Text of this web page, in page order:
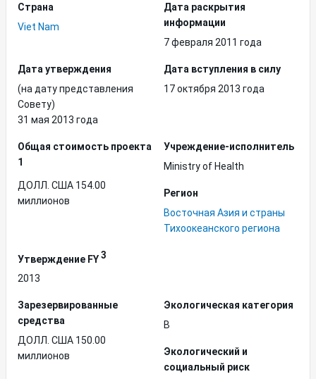
Страна
Viet Nam
Дата раскрытия
информации
7 февраля 2011 года
Дата утверждения
(на дату представления
Совету)
31 мая 2013 года
Дата вступления в силу
17 октября 2013 года
Общая стоимость проекта
1
ДОЛЛ. США 154.00
миллионов
Учреждение-исполнитель
Ministry of Health
Регион
Восточная Азия и страны
Тихоокеанского региона
Утверждение FY3
2013
Зарезервированные
средства
ДОЛЛ. США 150.00
миллионов
Экологическая категория
B
Экологический и
социальный риск